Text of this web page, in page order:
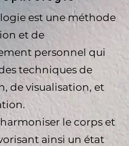
est une méthode
et de
personnel qui
techniques de
de visualisation, et
harmoniser le corps et
ainsi un état